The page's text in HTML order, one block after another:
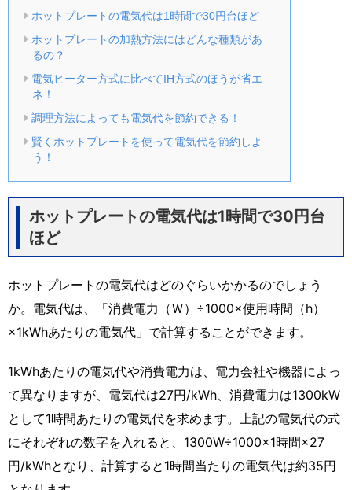
ホットプレートの電気代は1時間で30円台ほど
ホットプレートの加熱方法にはどんな種類があ
るの？
電気ヒーター方式に比べてIH方式のほうが省エ
ネ！
調理方法によっても電気代を節約できる！
賢くホットプレートを使って電気代を節約しよ
う！
ホットプレートの電気代は1時間で30円台
ほど
ホットプレートの電気代はどのぐらいかかるのでしょう
か。電気代は、「消費電力（Ｗ）÷1000×使用時間（h）
×1kWhあたりの電気代」で計算することができます。
1kWhあたりの電気代や消費電力は、電力会社や機器によっ
て異なりますが、電気代は27円/kWh、消費電力は1300kW
として1時間あたりの電気代を求めます。上記の電気代の式
にそれぞれの数字を入れると、1300W÷1000×1時間×27
円/kWhとなり、計算すると1時間当たりの電気代は約35円